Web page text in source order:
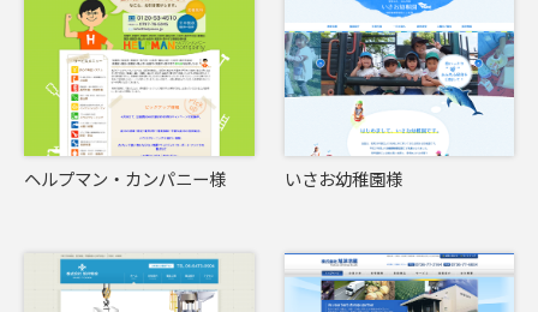
ヘルプマン・カンパニー様 いさお幼稚園様